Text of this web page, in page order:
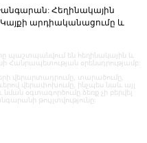
Հեղինակային
արդիականացումը և
պաշտպանվում են հեղինակային և
Հանրապետության օրենսդրությամբ:
վերարտադրումը, տարածումը,
վերափոխումը, ինչպես նաև այլ
օգտագործումը ձեռք չի բերվել
թույլտվությունը: